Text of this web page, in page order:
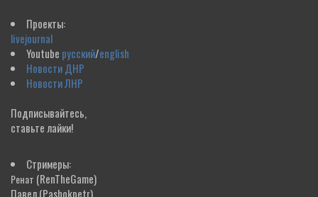
Проекты:
livejournal
Youtube русский/english
Новости ДНР
Новости ЛНР
Подписывайтесь,
ставьте лайки!
Стримеры:
Ренат (RenTheGame)
Павел(Pashokpetr)